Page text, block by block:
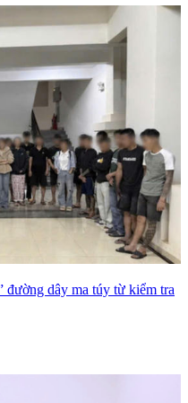
đường dây ma túy từ kiểm tra